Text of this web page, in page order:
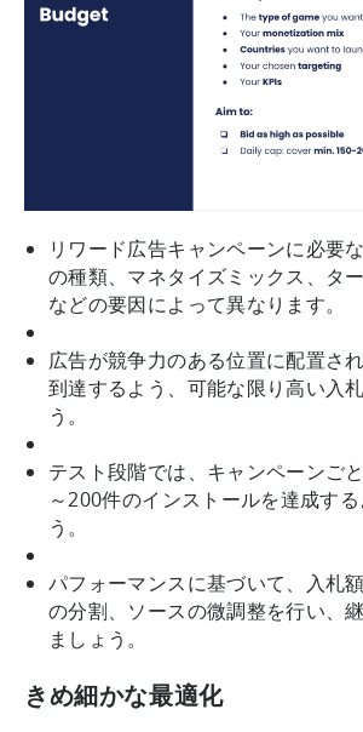
リワード広告キャンペーンに必要
の種類、マネタイズミックス、タ
などの要因によって異なります。
広告が競争力のある位置に配置さ
到達するよう、可能な限り高い入
う。
テスト段階では、キャンペーンご
～200件のインストールを達成す
う。
パフォーマンスに基づいて、入札
の分割、ソースの微調整を行い、
ましょう。
きめ細かな最適化